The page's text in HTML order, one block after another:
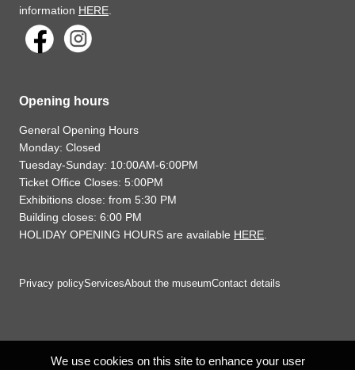
information HERE
Opening hours
General Opening Hours
Monday: Closed
Tuesday-Sunday: 10:00AM-6:00PM
Ticket Office Closes: 5:00PM
Exhibitions close: from 5:30 PM
Building closes: 6:00 PM
HOLIDAY OPENING HOURS are available HERE
Privacy policyServicesAbout the museumContact details
We use cookies on this site to enhance your user